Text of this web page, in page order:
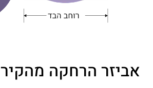
אביזר הרחקה מהקיר